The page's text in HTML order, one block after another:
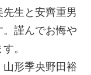
生と安齊重男
謹んでお悔や
。
形季央野田裕